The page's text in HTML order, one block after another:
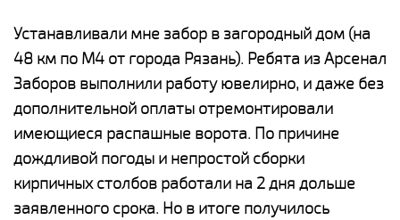
Устанавливали мне забор в загородный дом (на
48 км по М4 от города Рязань). Ребята из Арсенал
Заборов выполнили работу ювелирно, и даже без
дополнительной оплаты отремонтировали
имеющиеся распашные ворота. По причине
дождливой погоды и непростой сборки
кирпичных столбов работали на 2 дня дольше
заявленного срока. Но в итоге получилось